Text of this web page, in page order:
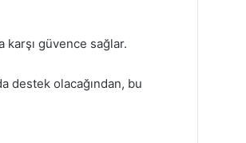
karşı güvence sağlar.
destek olacağından, bu